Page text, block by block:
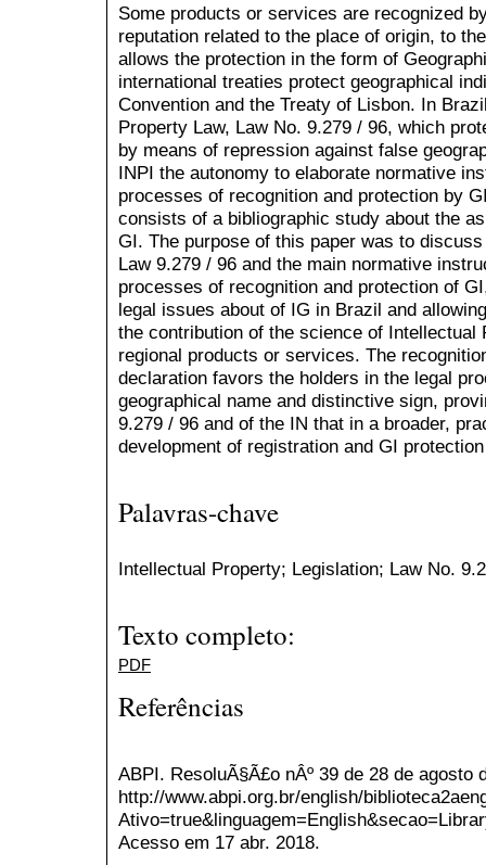
Some products or services are recognized
reputation related to the place of origin, to
allows the protection in the form of
international treaties protect geographical
Convention and the Treaty of Lisbon. In
Property Law, Law No. 9.279 / 96, which
by means of repression against false
INPI the autonomy to elaborate normative
processes of recognition and protection by
consists of a bibliographic study about the
GI. The purpose of this paper was to
Law 9.279 / 96 and the main normative
processes of recognition and protection of
legal issues about of IG in Brazil and
the contribution of the science of Intellectual
regional products or services. The
declaration favors the holders in the legal
geographical name and distinctive sign,
9.279 / 96 and of the IN that in a broader,
development of registration and GI
Palavras-chave
Intellectual Property; Legislation; Law No.
Texto completo:
PDF
Referências
ABPI. ResoluÃ§Ã£o nÂº 39 de 28 de agosto
http://www.abpi.org.br/english/
Acesso em 17 abr. 2018.